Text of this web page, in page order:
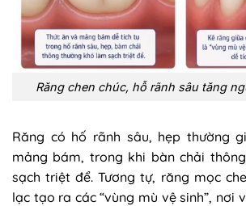
Răng chen chúc, hỗ rãnh sâu tăng
Răng có hố rãnh sâu, hẹp thường
mảng bám, trong khi bàn chải
sạch triệt để. Tương tự, răng mọc
lạc tạo ra các “vùng mù vệ sinh”, nơi